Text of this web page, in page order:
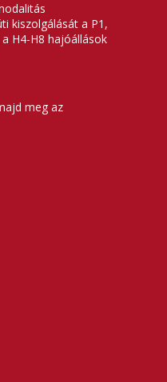
kiszolgálását a P1,
H4-H8 hajóállások
meg az